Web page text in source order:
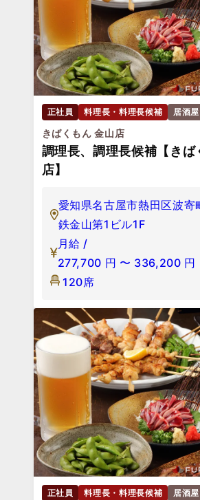
正社員 料理長・料理長候補 居酒屋
きばくもん 金山店
調理長、調理長候補【きば
店】
愛知県名古屋市熱田区波寄
鉄金山第1ビル1F
月給 /
277,700 円 〜 336,200 円
120席
正社員 料理長・料理長候補 居酒屋